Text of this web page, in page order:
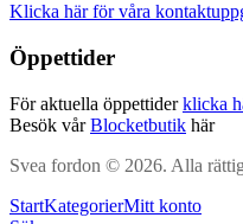
Klicka här för våra
Öppettider
För aktuella öppettiderklicka
Besök vårBlocketbutik här
Svea fordon © 2026. Alla
StartKategorierMitt konto